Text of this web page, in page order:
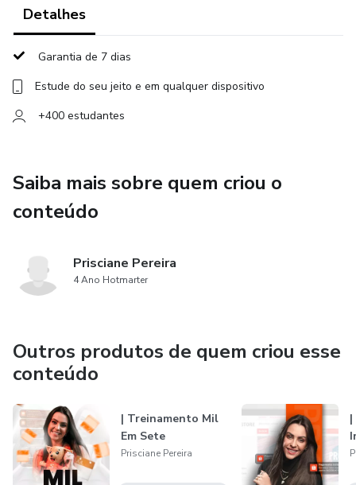
Detalhes
Garantia de 7 dias
Estude do seu jeito e em qualquer dispositivo
+400 estudantes
Saiba mais sobre quem criou o
conteúdo
Prisciane Pereira
4 Ano Hotmarter
Outros produtos de quem criou esse
conteúdo
| Treinamento Mil
Em Sete
Prisciane Pereira
|